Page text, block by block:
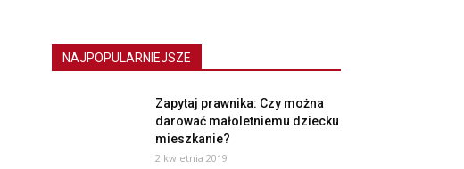
NAJPOPULARNIEJSZE
Zapytaj prawnika: Czy można
darować małoletniemu dziecku
mieszkanie?
2 kwietnia 2019